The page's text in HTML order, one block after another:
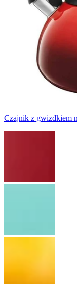
Czajnik z gwizdkiem